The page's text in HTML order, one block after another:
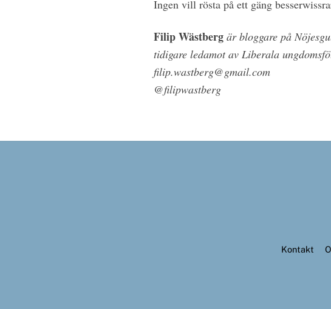
Ingen vill rösta på ett gäng
Filip Wästbergär bloggare på
tidigare ledamot av Liberala
filip.wastberg@gmail.com
@filipwastberg
Kontakt